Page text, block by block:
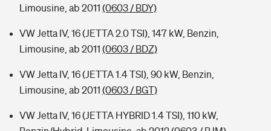
Typklassen: So ist Ihr Auto eingestuft
Sie haben Fragen?
Limousine, ab 2011 (0603 / BDY)
VW Jetta IV, 16 (JETTA 2.0 TSI), 147 kW, Benzin,
Limousine, ab 2011 (0603 / BDZ)
VW Jetta IV, 16 (JETTA 1.4 TSI), 90 kW, Benzin,
Limousine, ab 2011 (0603 / BGT)
VW Jetta IV, 16 (JETTA HYBRID 1.4 TSI), 110 kW,